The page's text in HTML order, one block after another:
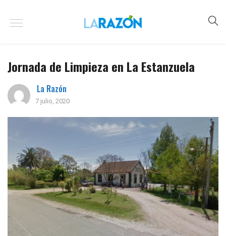
Jornada de Limpieza en La Estanzuela
La Razón
7 julio, 2020